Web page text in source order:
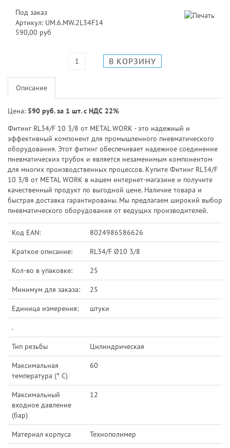
Под заказ
Артикул: UM.6.MW.2L34F14
590,00 руб
Описание
Цена: 590 руб. за 1 шт. с НДС 22%
Фитинг RL34/F 10 3/8 от METAL WORK - это надежный и
эффективный компонент для промышленного пневматического
оборудования. Этот фитинг обеспечивает надежное соединение
пневматических трубок и является незаменимым компонентом
для многих производственных процессов. Купите Фитинг RL34/F
10 3/8 от METAL WORK в нашем интернет-магазине и получите
качественный продукт по выгодной цене. Наличие товара и
быстрая доставка гарантированы. Мы предлагаем широкий выбор
пневматического оборудования от ведущих производителей.
Код EAN: 8024986586626
Краткое описание: RL34/F Ø10 3/8
Кол-во в упаковке: 25
Минимум для заказа: 25
Единица измерения: штуки
.
Тип резьбы Цилиндрическая
Максимальная
температура (° C)
60
Максимальный
входное давление
(бар)
12
Материал корпуса Технополимер